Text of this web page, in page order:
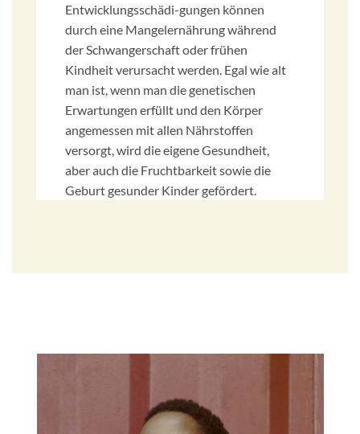
Entwicklungsschädi-gungen können
durch eine Mangelernährung während
der Schwangerschaft oder frühen
Kindheit verursacht werden. Egal wie alt
man ist, wenn man die genetischen
Erwartungen erfüllt und den Körper
angemessen mit allen Nährstoffen
versorgt, wird die eigene Gesundheit,
aber auch die Fruchtbarkeit sowie die
Geburt gesunder Kinder gefördert.